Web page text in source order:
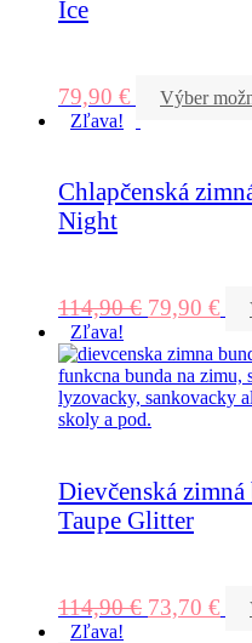
Ice
79,90 €
Výber
Zľava!
Chlapčenská
Night
114,90€ 79,90 €
Zľava!
Dievčenská
Taupe Glitter
114,90€ 73,70 €
Zľava!